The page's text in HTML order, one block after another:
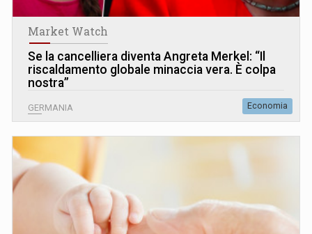
Market Watch
Se la cancelliera diventa Angreta Merkel: “Il
riscaldamento globale minaccia vera. È colpa
nostra”
GERMANIA Economia